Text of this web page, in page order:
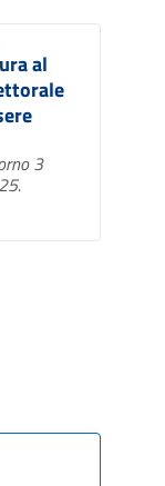
al
3